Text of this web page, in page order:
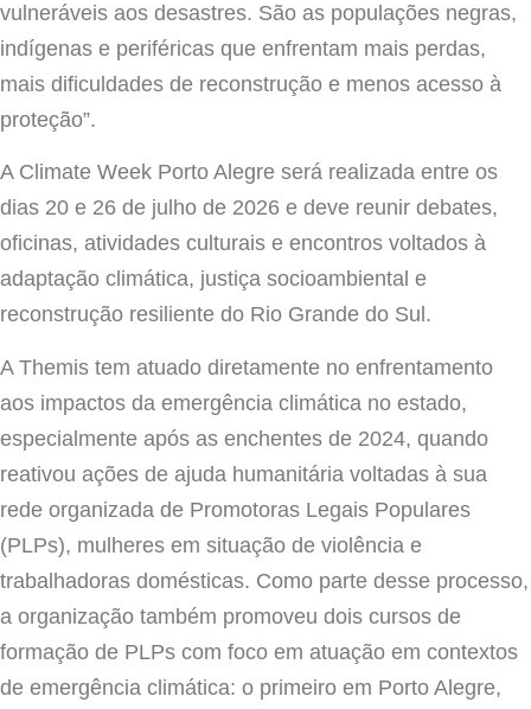
vulneráveis aos desastres. São as populações negras,
indígenas e periféricas que enfrentam mais perdas,
mais dificuldades de reconstrução e menos acesso à
proteção”.
A Climate Week Porto Alegre será realizada entre os
dias 20 e 26 de julho de 2026 e deve reunir debates,
oficinas, atividades culturais e encontros voltados à
adaptação climática, justiça socioambiental e
reconstrução resiliente do Rio Grande do Sul.
A Themis tem atuado diretamente no enfrentamento
aos impactos da emergência climática no estado,
especialmente após as enchentes de 2024, quando
reativou ações de ajuda humanitária voltadas à sua
rede organizada de Promotoras Legais Populares
(PLPs), mulheres em situação de violência e
trabalhadoras domésticas. Como parte desse processo,
a organização também promoveu dois cursos de
formação de PLPs com foco em atuação em contextos
de emergência climática: o primeiro em Porto Alegre,